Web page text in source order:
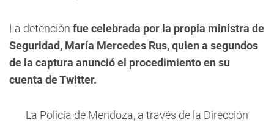
La detención fue celebrada por la propia ministra de
Seguridad, María Mercedes Rus, quien a segundos
de la captura anunció el procedimiento en su
cuenta de Twitter.
La Policía de Mendoza, a través de la Dirección